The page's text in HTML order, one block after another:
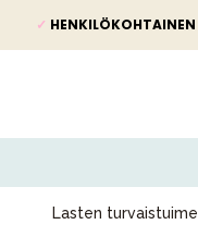
✓
Lasten